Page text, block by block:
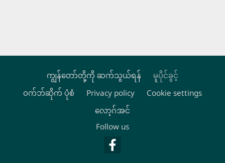
Footer
ကျွန်တော်တို့ကို ဆက်သွယ်ရန်
မူပိုင်ခွင့်
ဝက်ဘ်ဆိုက် ပုံစံ
Privacy policy
Cookie settings
လော့ဂ်အင်
Follow us